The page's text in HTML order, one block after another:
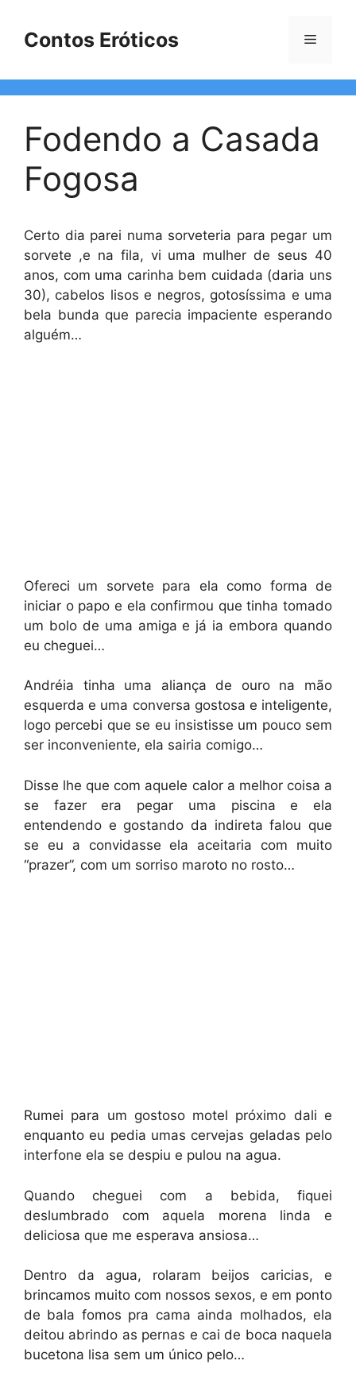
Contos Eróticos Menu
Fodendo a Casada
Fogosa
Certo dia parei numa sorveteria para pegar um
sorvete ,e na fila, vi uma mulher de seus 40
anos, com uma carinha bem cuidada (daria uns
30), cabelos lisos e negros, gotosíssima e uma
bela bunda que parecia impaciente esperando
alguém…
Ofereci um sorvete para ela como forma de
iniciar o papo e ela confirmou que tinha tomado
um bolo de uma amiga e já ia embora quando
eu cheguei…
Andréia tinha uma aliança de ouro na mão
esquerda e uma conversa gostosa e inteligente,
logo percebi que se eu insistisse um pouco sem
ser inconveniente, ela sairia comigo…
Disse lhe que com aquele calor a melhor coisa a
se fazer era pegar uma piscina e ela
entendendo e gostando da indireta falou que
se eu a convidasse ela aceitaria com muito
“prazer”, com um sorriso maroto no rosto…
Rumei para um gostoso motel próximo dali e
enquanto eu pedia umas cervejas geladas pelo
interfone ela se despiu e pulou na agua.
Quando cheguei com a bebida, fiquei
deslumbrado com aquela morena linda e
deliciosa que me esperava ansiosa…
Dentro da agua, rolaram beijos caricias, e
brincamos muito com nossos sexos, e em ponto
de bala fomos pra cama ainda molhados, ela
deitou abrindo as pernas e cai de boca naquela
bucetona lisa sem um único pelo…